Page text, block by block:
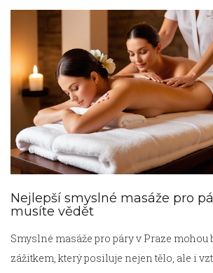
Nejlepší smyslné masáže pro
musíte vědět
Smyslné masáže pro páry v Praze
zážitkem, který posiluje nejen tělo, ale i